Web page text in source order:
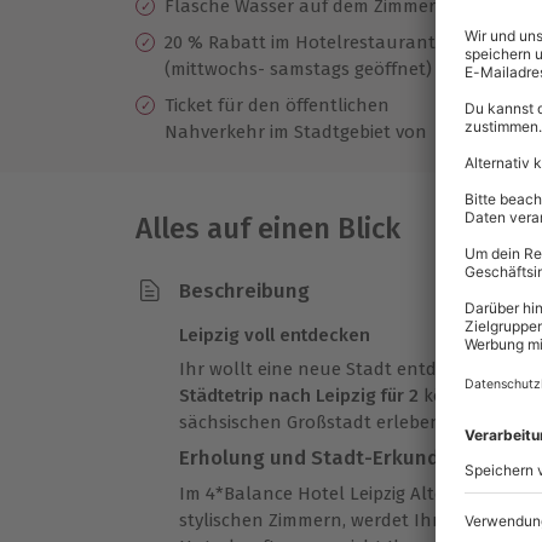
Flasche Wasser auf dem Zimmer
20 % Rabatt im Hotelrestaurant
(mittwochs- samstags geöffnet)
Ticket für den öffentlichen
Nahverkehr im Stadtgebiet von
Alles auf einen Blick
Beschreibung
Leipzig voll entdecken
Ihr wollt eine neue Stadt entdecken und
Städtetrip nach Leipzig für 2 könnt Ihr die
sächsischen Großstadt erleben!
Erholung und Stadt-Erkundung
Im 4*Balance Hotel Leipzig Alte Messe,
stylischen Zimmern, werdet Ihr Euch